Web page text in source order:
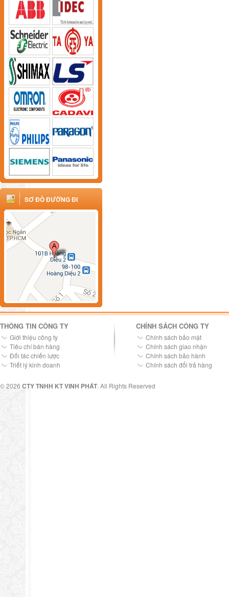
SƠ ĐỒ ĐƯỜNG ĐI
THÔNG TIN CÔNG TY
Giới thiệu công ty
Tiêu chí bán hàng
Đối tác chiến lược
Triết lý kinh doanh
CHÍNH SÁCH CÔNG TY
Chính sách bảo mật
Chính sách giao nhận
Chính sách bảo hành
Chính sách đổi trả hàng
© 2026 CTY TNHH KT VINH PHÁT. All Rights Reserved